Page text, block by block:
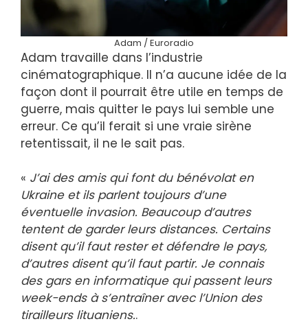
Adam / Euroradio
Adam travaille dans l’industrie
cinématographique. Il n’a aucune idée de la
façon dont il pourrait être utile en temps de
guerre, mais quitter le pays lui semble une
erreur. Ce qu’il ferait si une vraie sirène
retentissait, il ne le sait pas.
« J’ai des amis qui font du bénévolat en
Ukraine et ils parlent toujours d’une
éventuelle invasion. Beaucoup d’autres
tentent de garder leurs distances. Certains
disent qu’il faut rester et défendre le pays,
d’autres disent qu’il faut partir. Je connais
des gars en informatique qui passent leurs
week-ends à s’entraîner avec l’Union des
tirailleurs lituaniens..